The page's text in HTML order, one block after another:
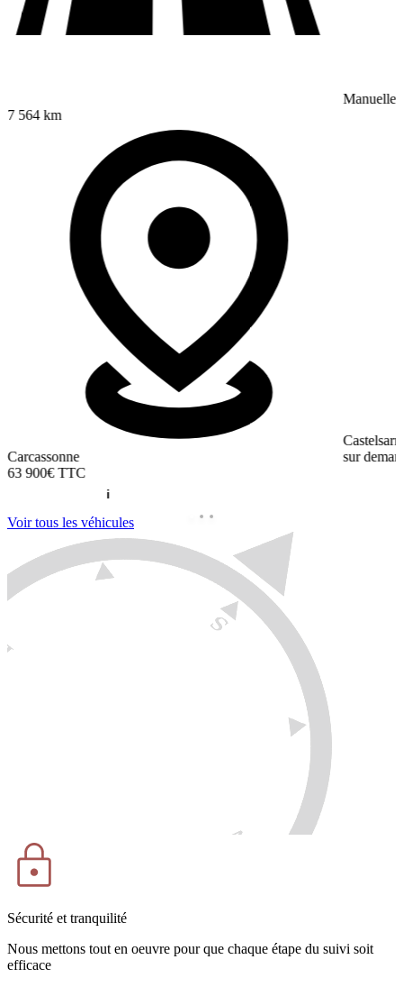
7 564 km
Carcassonne
63 900€TTC
Manuelle
sur
Voir tous les véhicules
Sécurité et tranquilité
Nous mettons tout en oeuvre pour que chaque étape du suivi soit
efficace